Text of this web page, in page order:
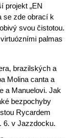
projekt „EN
se zde obrací k
svou čistotou.
palmas
brazilských a
Molina canta a
a Manuelovi. Jak
bezpochyby
Rycardem
6. v Jazzdocku.